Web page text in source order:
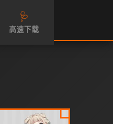
🩺
高速下载